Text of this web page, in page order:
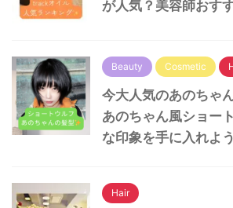
が人気？美容師おす
Beauty Cosmetic
今大人気のあのちゃ
あのちゃん風ショー
な印象を手に入れよう
Hair